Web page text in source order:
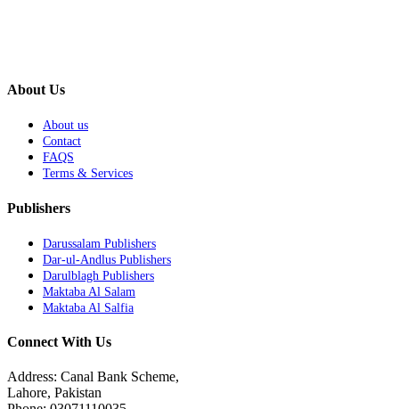
About Us
About us
Contact
FAQS
Terms & Services
Publishers
Darussalam Publishers
Dar-ul-Andlus Publishers
Darulblagh Publishers
Maktaba Al Salam
Maktaba Al Salfia
Connect With Us
Address: Canal Bank Scheme,
Lahore, Pakistan